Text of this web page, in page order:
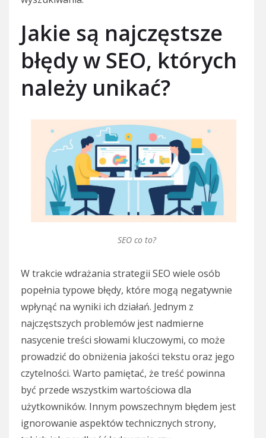
Jakie są najczęstsze
błędy w SEO, których
należy unikać?
SEO co to?
W trakcie wdrażania strategii SEO wiele osób
popełnia typowe błędy, które mogą negatywnie
wpłynąć na wyniki ich działań. Jednym z
najczęstszych problemów jest nadmierne
nasycenie treści słowami kluczowymi, co może
prowadzić do obniżenia jakości tekstu oraz jego
czytelności. Warto pamiętać, że treść powinna
być przede wszystkim wartościowa dla
użytkowników. Innym powszechnym błędem jest
ignorowanie aspektów technicznych strony,